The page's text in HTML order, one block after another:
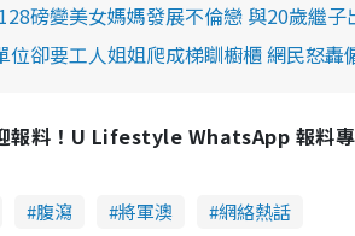
磅變美女媽媽發展不倫戀 與20歲繼子
位卻要工人姐姐爬成梯瞓櫥櫃 網民怒轟
報料！U Lifestyle WhatsApp 報料
腹瀉 將軍澳 網絡熱話